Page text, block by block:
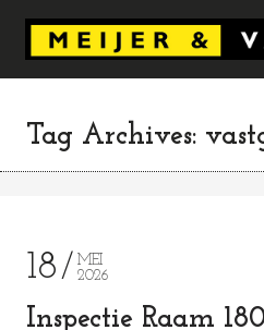
Tag Archives:
18
MEI
2026
Inspectie Raam